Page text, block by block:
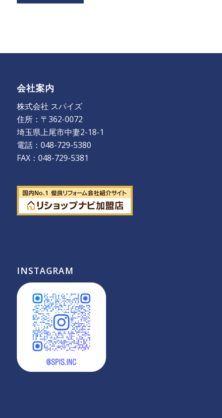
会社案内
株式会社 スパイズ
住所：〒362-0072
埼玉県上尾市中妻2-18-1
電話：048-729-5380
FAX：048-729-5381
INSTAGRAM